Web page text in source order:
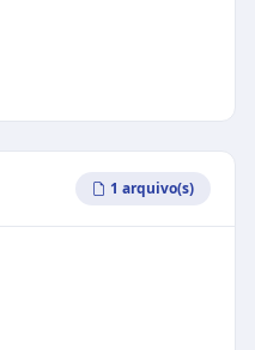
1 arquivo(s)